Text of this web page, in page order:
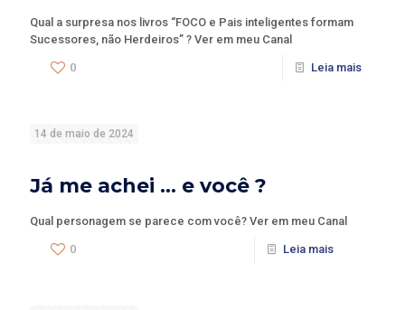
Qual a surpresa nos livros “FOCO e Pais inteligentes formam
Sucessores, não Herdeiros” ? Ver em meu Canal
0 Leia mais
14 de maio de 2024
Já me achei … e você ?
Qual personagem se parece com você? Ver em meu Canal
0 Leia mais